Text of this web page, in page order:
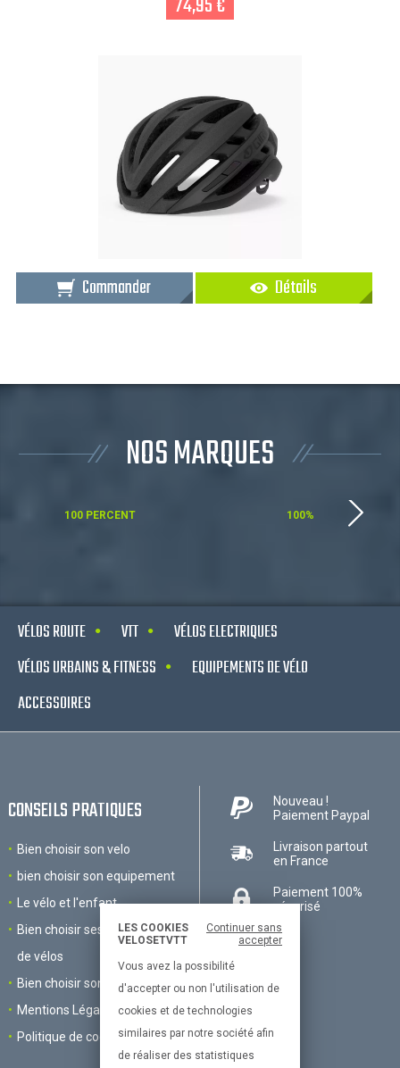
LES COOKIES
VELOSETVTT
Continuer sans
accepter
Vous avez la possibilité
d'accepter ou non l'utilisation de
cookies et de technologies
similaires par notre société afin
de réaliser des statistiques
74,95 €
Commander Détails
NOS MARQUES
100 PERCENT 100%
VÉLOS ROUTE VTT
VÉLOS ELECTRIQUES
VÉLOS URBAINS & FITNESS
EQUIPEMENTS DE VÉLO
ACCESSOIRES
CONSEILS PRATIQUES
Bien choisir son velo
bien choisir son equipement
Le vélo et l'enfant
Bien choisir ses accessoires
de vélos
Bien choisir son VTT
Mentions Légales
Politique de cookies
Nouveau !
Paiement Paypal
Livraison partout
en France
Paiement 100%
sécurisé